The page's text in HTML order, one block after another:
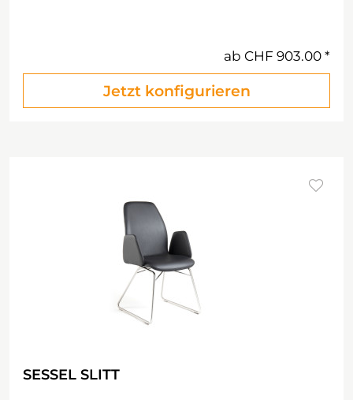
ab CHF 903.00
Jetzt konfigurieren
SESSEL SLITT